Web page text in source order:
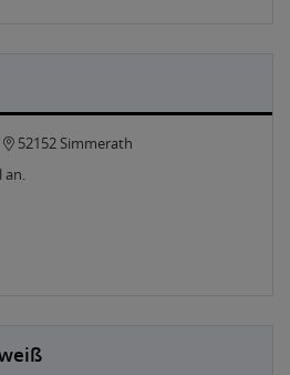
52152 Simmerath
an.